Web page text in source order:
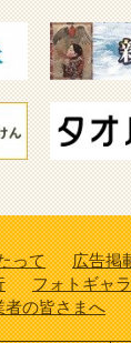
って 広告掲
フォトギャ
者の皆さまへ